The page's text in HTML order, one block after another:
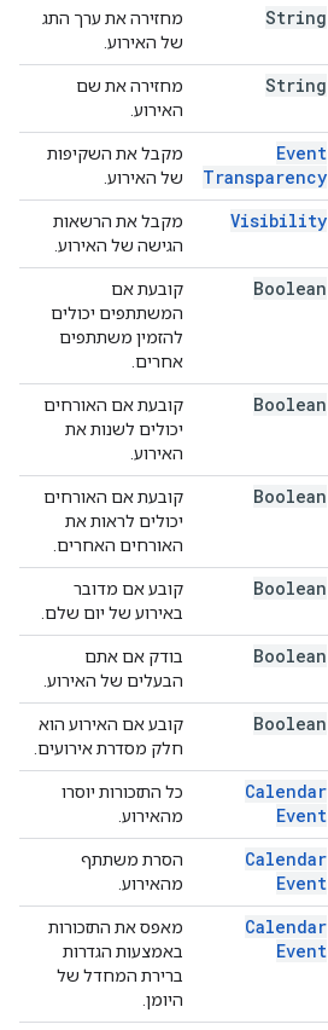
String
מחזירה את ערך התג
של האירוע.
String
מחזירה את שם
האירוע.
Event
Transparency
מקבל את השקיפות
של האירוע.
Visibility
מקבל את הרשאות
הגישה של האירוע.
Boolean
קובעת אם
המשתתפים יכולים
להזמין משתתפים
אחרים.
Boolean
קובעת אם האורחים
יכולים לשנות את
האירוע.
Boolean
קובעת אם האורחים
יכולים לראות את
האורחים האחרים.
Boolean
קובע אם מדובר
באירוע של יום שלם.
Boolean
בודק אם אתם
הבעלים של האירוע.
Boolean
קובע אם האירוע הוא
חלק מסדרת אירועים.
Calendar
Event
כל התזכורות יוסרו
מהאירוע.
Calendar
Event
הסרת משתתף
מהאירוע.
Calendar
Event
מאפס את התזכורות
באמצעות הגדרות
ברירת המחדל של
היומן.